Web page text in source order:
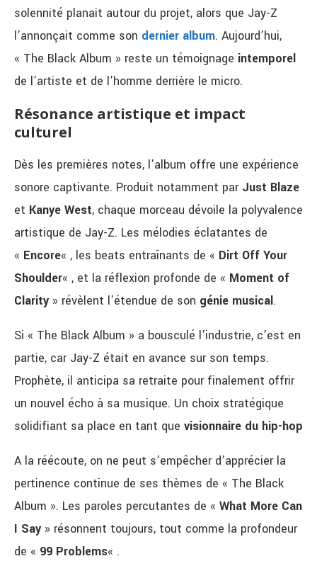
solennité planait autour du projet, alors que Jay-Z
l’annonçait comme son dernier album. Aujourd’hui,
« The Black Album » reste un témoignage intemporel
de l’artiste et de l’homme derrière le micro.
Résonance artistique et impact
culturel
Dès les premières notes, l’album offre une expérience
sonore captivante. Produit notamment par Just Blaze
et Kanye West, chaque morceau dévoile la polyvalence
artistique de Jay-Z. Les mélodies éclatantes de
« Encore« , les beats entraînants de « Dirt Off Your
Shoulder« , et la réflexion profonde de « Moment of
Clarity » révèlent l’étendue de son génie musical.
Si « The Black Album » a bousculé l’industrie, c’est en
partie, car Jay-Z était en avance sur son temps.
Prophète, il anticipa sa retraite pour finalement offrir
un nouvel écho à sa musique. Un choix stratégique
solidifiant sa place en tant que visionnaire du hip-hop
A la réécoute, on ne peut s’empêcher d’apprécier la
pertinence continue de ses thèmes de « The Black
Album ». Les paroles percutantes de « What More Can
I Say » résonnent toujours, tout comme la profondeur
de « 99 Problems« .